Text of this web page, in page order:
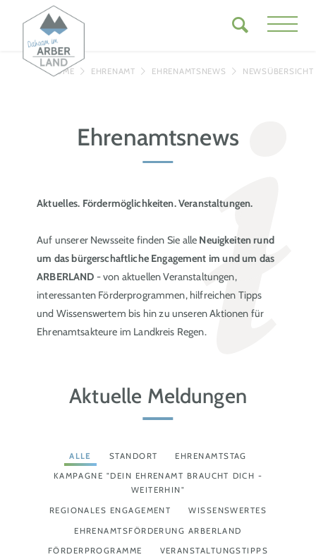
HOME EHRENAMT EHRENAMTSNEWS NEWSÜBERSICHT
Ehrenamtsnews
Aktuelles. Fördermöglichkeiten. Veranstaltungen.
Auf unserer Newsseite finden Sie alle Neuigkeiten rund
um das bürgerschaftliche Engagement im und um das
ARBERLAND - von aktuellen Veranstaltungen,
interessanten Förderprogrammen, hilfreichen Tipps
und Wissenswertem bis hin zu unseren Aktionen für
Ehrenamtsakteure im Landkreis Regen.
Aktuelle Meldungen
ALLE STANDORT EHRENAMTSTAG
KAMPAGNE "DEIN EHRENAMT BRAUCHT DICH -
WEITERHIN"
REGIONALES ENGAGEMENT WISSENSWERTES
EHRENAMTSFÖRDERUNG ARBERLAND
FÖRDERPROGRAMME VERANSTALTUNGSTIPPS